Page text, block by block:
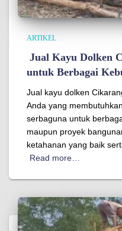
ARTIKEL
Jual Kayu Dolken
untuk Berbagai
Jual kayu dolken
Anda yang
serbaguna untuk
maupun proyek
ketahanan yang baik
Read more…